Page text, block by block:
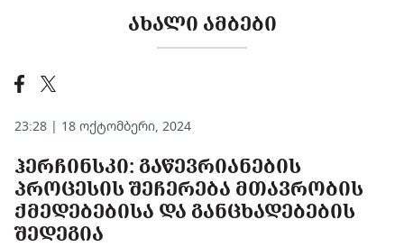
ᲐᲮᲐᲚᲘ ᲐᲛᲑᲔᲑᲘ
23:28 | 18 ოქტომბერი, 2024
ᲰᲔᲠᲩᲘᲜᲡᲙᲘ: ᲒᲐᲬᲔᲕᲠᲘᲐᲜᲔᲑᲘᲡ
ᲞᲠᲝᲪᲔᲡᲘᲡ ᲨᲔᲩᲔᲠᲔᲑᲐ ᲛᲗᲐᲕᲠᲝᲑᲘᲡ
ᲥᲛᲔᲓᲔᲑᲔᲑᲘᲡᲐ ᲓᲐ ᲒᲐᲜᲪᲮᲐᲓᲔᲑᲔᲑᲘᲡ
ᲨᲔᲓᲔᲒᲘᲐ